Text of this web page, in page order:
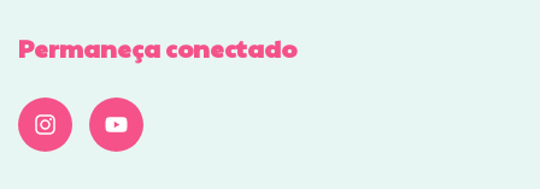
Permaneça conectado